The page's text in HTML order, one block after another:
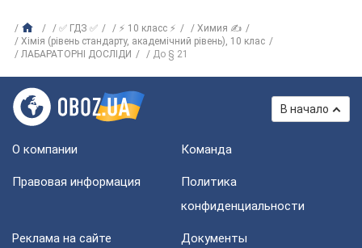
✅ ГДЗ ✅ ⚡ 10 класс ⚡
Химия ✍
Хімія (рівень стандарту, академічний рівень), 10 клас
ЛАБАРАТОРНІ ДОСЛІДИ
До § 21
В начало
О компании Команда
Правовая информация
Политика
конфиденциальности
Реклама на сайте Документы